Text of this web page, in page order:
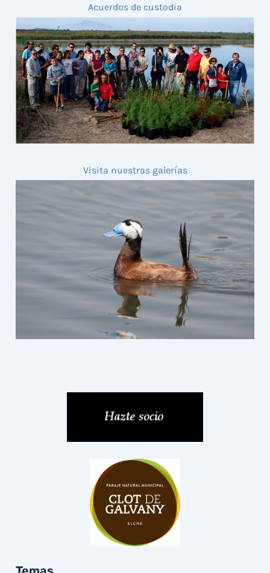
Acuerdos de custodia
Visita nuestras galerías